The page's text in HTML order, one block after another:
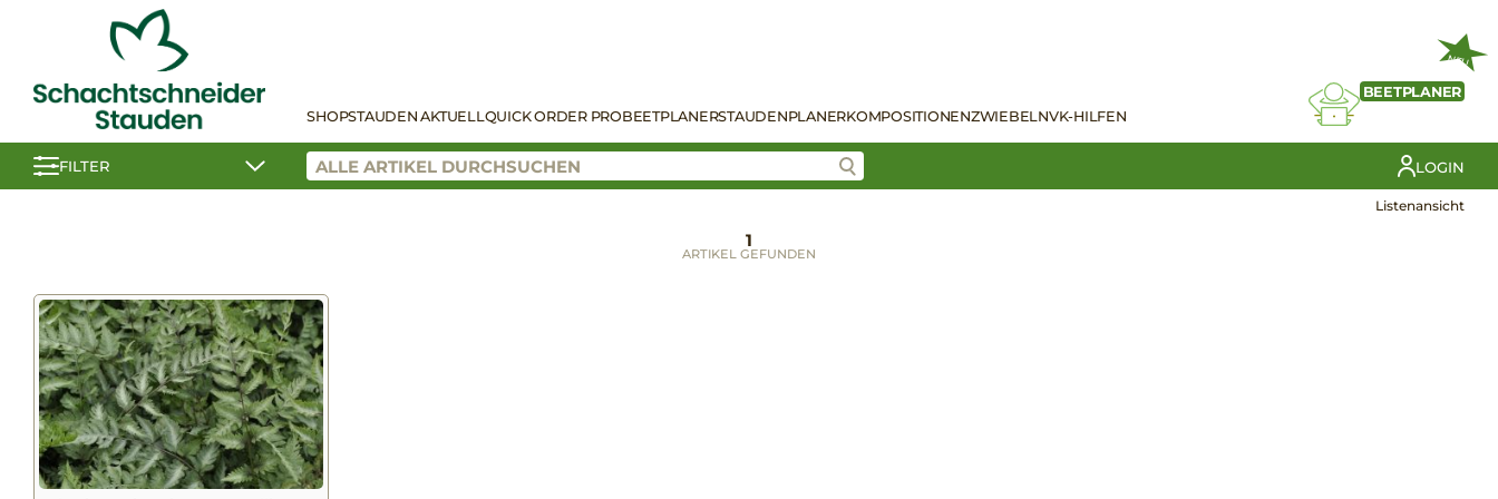
SHOPSTAUDEN AKTUELLQUICK ORDER PROBEETPLANERSTAUDENPLANERKOMPOSITIONENZWIEBELNVK-HILFEN
NEU
BEETPLANER
FILTER LOGIN
Listenansicht
1
ARTIKEL GEFUNDEN